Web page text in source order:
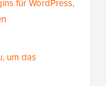
für WordPress,
um das